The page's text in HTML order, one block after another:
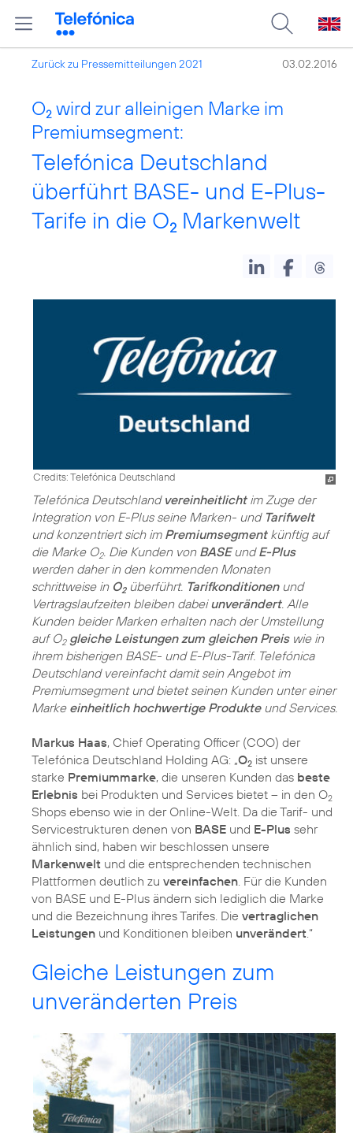
Zurück zu Pressemitteilungen 2021 03.02.2016
O2 wird zur alleinigen Marke im
Premiumsegment:
Telefónica Deutschland
überführt BASE- und E-Plus-
Tarife in die O2 Markenwelt
Credits: Telefónica Deutschland
Telefónica Deutschland vereinheitlichtim Zuge der
Integration von E-Plus seine Marken- und Tarifwelt
und konzentriert sich im Premiumsegmentkünftig auf
die Marke O2. Die Kunden von BASEundE-Plus
werden daher in den kommenden Monaten
schrittweise in O2überführt. Tarifkonditionenund
Vertragslaufzeiten bleiben dabeiunverändert. Alle
Kunden beider Marken erhalten nach der Umstellung
auf O2 gleiche Leistungen zum gleichen Preiswie in
ihrem bisherigen BASE- und E-Plus-Tarif. Telefónica
Deutschland vereinfacht damit sein Angebot im
Premiumsegment und bietet seinen Kunden unter einer
Marke einheitlich hochwertige Produkteund Services.
Markus Haas, Chief Operating Officer (COO) der
Telefónica Deutschland Holding AG: „O2 ist unsere
starke Premiummarke, die unseren Kunden das beste
Erlebnis bei Produkten und Services bietet – in den O2
Shops ebenso wie in der Online-Welt. Da die Tarif- und
Servicestrukturen denen von BASE und E-Plus sehr
ähnlich sind, haben wir beschlossen unsere
Markenwelt und die entsprechenden technischen
Plattformen deutlich zu vereinfachen. Für die Kunden
von BASE und E-Plus ändern sich lediglich die Marke
und die Bezeichnung ihres Tarifes. Die vertraglichen
Leistungen und Konditionen bleiben unverändert.“
Gleiche Leistungen zum
unveränderten Preis